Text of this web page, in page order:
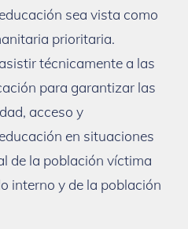
sea vista como
prioritaria.
técnicamente a las
para garantizar las
acceso y
en situaciones
de la población víctima
interno y de la población